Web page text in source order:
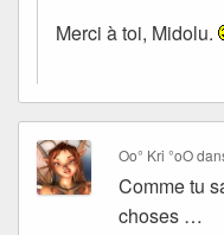
Merci à toi, Midolu.
Oo° Kri °oO
Comme tu
choses …